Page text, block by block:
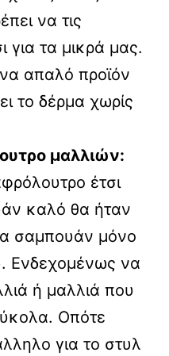
να τις
για τα μικρά μας.
απαλό προϊόν
το δέρμα χωρίς
μαλλιών:
έτσι
καλό θα ήταν
σαμπουάν μόνο
Ενδεχομένως να
ή μαλλιά που
Οπότε
για το στυλ